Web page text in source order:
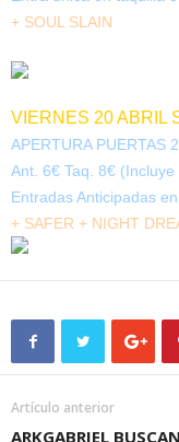
+ SOUL SLAIN
VIERNES 20 ABRIL
APERTURA PUERTAS
Ant. 6€ Taq. 8€
Entradas Anticipadas
+ SAFER + NIGHT
Artículo anterior
ARKGABRIEL BUSCAN